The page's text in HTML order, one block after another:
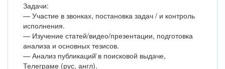
Задачи:
— Участие в звонках, постановка задач / и контроль
исполнения.
— Изучение статей/видео/презентации, подготовка
анализа и основных тезисов.
— Анализ публикаций̆ в поисковой выдаче,
Телеграме (рус, англ).